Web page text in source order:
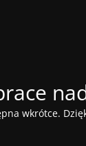
wkrótce.